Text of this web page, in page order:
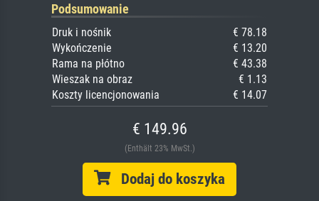
Podsumowanie
Druk i nośnik
€ 78.18
Wykończenie
€ 13.20
Rama na płótno
€ 43.38
Wieszak na obraz
€ 1.13
Koszty licencjonowania
€ 14.07
€ 149.96
(Enthält 23% MwSt.)
Dodaj do koszyka